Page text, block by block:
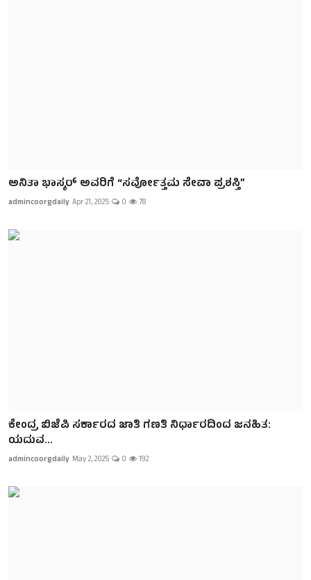
ಅನಿತಾ ಭಾಸ್ಕರ್ ಅವರಿಗೆ “ಸರ್ವೋತ್ತಮ ಸೇವಾ ಪ್ರಶಸ್ತಿ”
admincoorgdaily Apr 21, 2025 0 78
ಕೇಂದ್ರ ಬಿಜೆಪಿ ಸರ್ಕಾರದ ಜಾತಿ ಗಣತಿ ನಿರ್ಧಾರದಿಂದ ಜನಹಿತ:
ಯದುವ...
admincoorgdaily May 2, 2025 0 192